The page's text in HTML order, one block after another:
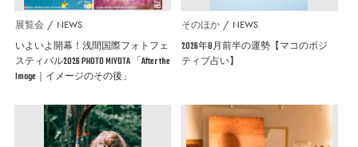
展覧会 NEWS
いよいよ開幕！浅間国際フォトフェ
スティバル2026 PHOTO MIYOTA 「After the
Image｜イメージのその後」
そのほか NEWS
2026年8月前半の運勢【マコのポジ
ティブ占い】